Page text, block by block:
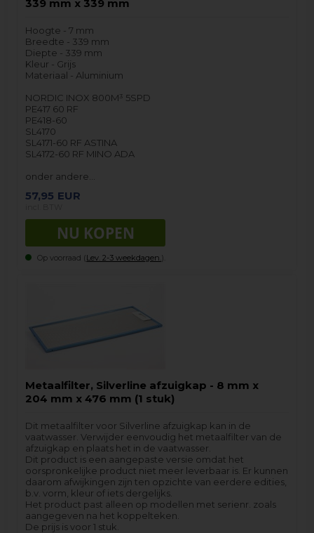
339 mm x 339 mm
Hoogte - 7 mm
Breedte - 339 mm
Diepte - 339 mm
Kleur - Grijs
Materiaal - Aluminium
NORDIC INOX 800M³ 5SPD
PE417 60 RF
PE418-60
SL4170
SL4171-60 RF ASTINA
SL4172-60 RF MINO ADA
onder andere…
57,95 EUR
Op voorraad (Lev. 2-3 weekdagen. ).
Metaalfilter, Silverline afzuigkap - 8 mm x
204 mm x 476 mm (1 stuk)
Dit metaalfilter voor Silverline afzuigkap kan in de
vaatwasser. Verwijder eenvoudig het metaalfilter van de
afzuigkap en plaats het in de vaatwasser.
Dit product is een aangepaste versie omdat het
oorspronkelijke product niet meer leverbaar is. Er kunnen
daarom afwijkingen zijn ten opzichte van eerdere edities,
b.v. vorm, kleur of iets dergelijks.
Het product past alleen op modellen met serienr. zoals
aangegeven na het koppelteken.
De prijs is voor 1 stuk.